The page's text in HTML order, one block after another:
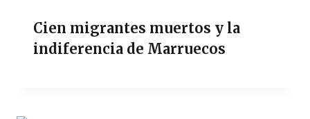
Cien migrantes muertos y la
indiferencia de Marruecos